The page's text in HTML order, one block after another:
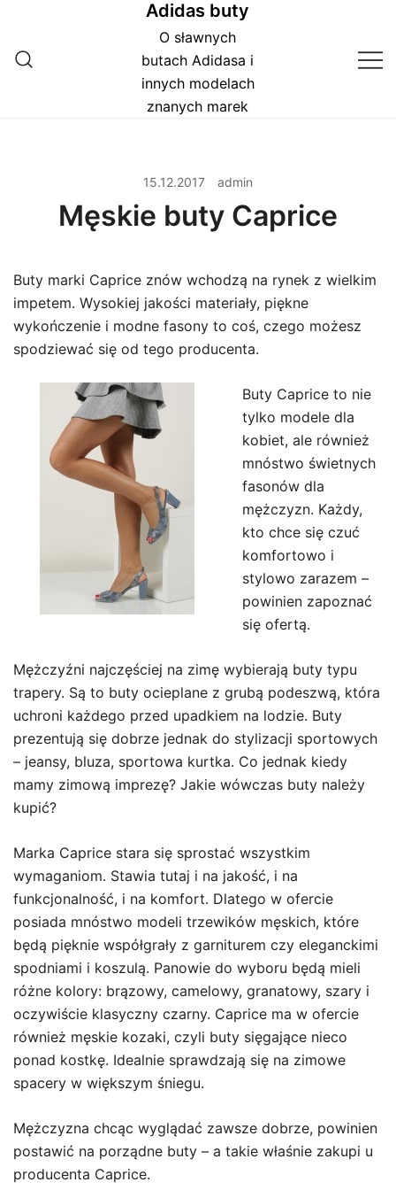
treści
Adidas buty
O sławnych
butach Adidasa i
innych modelach
znanych marek
15.12.2017 admin
Męskie buty Caprice
Buty marki Caprice znów wchodzą na rynek z wielkim
impetem. Wysokiej jakości materiały, piękne
wykończenie i modne fasony to coś, czego możesz
spodziewać się od tego producenta.
Buty Caprice to nie
tylko modele dla
kobiet, ale również
mnóstwo świetnych
fasonów dla
mężczyzn. Każdy,
kto chce się czuć
komfortowo i
stylowo zarazem –
powinien zapoznać
się ofertą.
Mężczyźni najczęściej na zimę wybierają buty typu
trapery. Są to buty ocieplane z grubą podeszwą, która
uchroni każdego przed upadkiem na lodzie. Buty
prezentują się dobrze jednak do stylizacji sportowych
– jeansy, bluza, sportowa kurtka. Co jednak kiedy
mamy zimową imprezę? Jakie wówczas buty należy
kupić?
Marka Caprice stara się sprostać wszystkim
wymaganiom. Stawia tutaj i na jakość, i na
funkcjonalność, i na komfort. Dlatego w ofercie
posiada mnóstwo modeli trzewików męskich, które
będą pięknie współgrały z garniturem czy eleganckimi
spodniami i koszulą. Panowie do wyboru będą mieli
różne kolory: brązowy, camelowy, granatowy, szary i
oczywiście klasyczny czarny. Caprice ma w ofercie
również męskie kozaki, czyli buty sięgające nieco
ponad kostkę. Idealnie sprawdzają się na zimowe
spacery w większym śniegu.
Mężczyzna chcąc wyglądać zawsze dobrze, powinien
postawić na porządne buty – a takie właśnie zakupi u
producenta Caprice.